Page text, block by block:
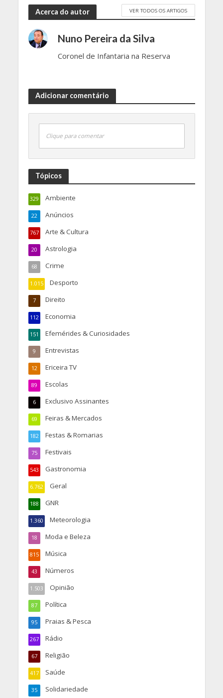
Acerca do autor VER TODOS OS ARTIGOS
Nuno Pereira da Silva
Coronel de Infantaria na Reserva
Adicionar comentário
Clique para comentar
Tópicos
Ambiente
329
Anúncios
22
Arte & Cultura
767
Astrologia
20
Crime
68
Desporto
1.015
Direito
7
Economia
112
Efemérides & Curiosidades
151
Entrevistas
9
Ericeira TV
12
Escolas
89
Exclusivo Assinantes
6
Feiras & Mercados
69
Festas & Romarias
182
Festivais
75
Gastronomia
543
Geral
6.762
GNR
188
Meteorologia
1.360
Moda e Beleza
18
Música
815
Números
43
Opinião
1.503
Política
87
Praias & Pesca
95
Rádio
267
Religião
67
Saúde
417
Solidariedade
35